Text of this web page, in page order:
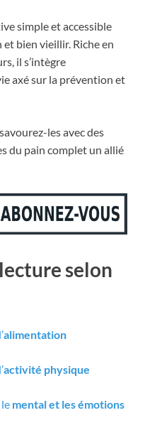
simple et accessible
bien vieillir. Riche en
il s’intègre
axé sur la prévention et
les avec des
du pain complet un allié
selon
alimentation
activité physique
mental et les émotions